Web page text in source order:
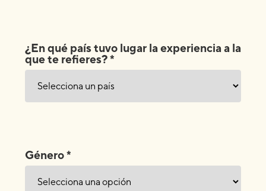
¿En qué país tuvo lugar la experiencia a la
que te refieres? *
Género *